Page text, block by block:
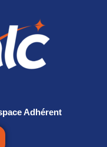
Adhérent